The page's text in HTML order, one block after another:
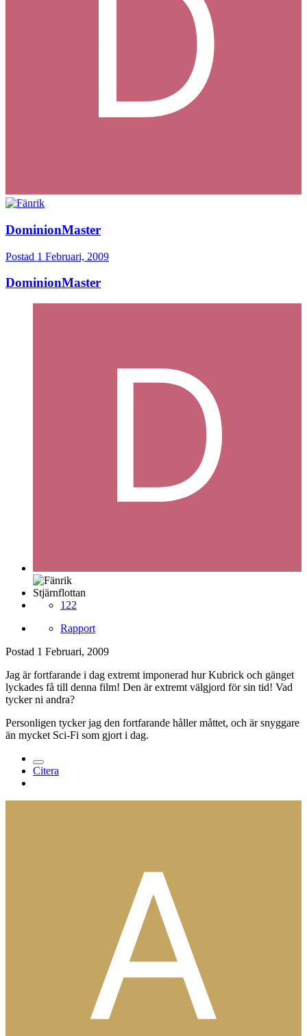
DominionMaster
Postad 1 Februari, 2009
DominionMaster
Stjärnflottan
122
Rapport
Postad 1 Februari, 2009
Jag är fortfarande i dag extremt imponerad hur Kubrick och gänget
lyckades få till denna film! Den är extremt välgjord för sin tid! Vad
tycker ni andra?
Personligen tycker jag den fortfarande håller måttet, och är snyggare
än mycket Sci-Fi som gjort i dag.
Citera